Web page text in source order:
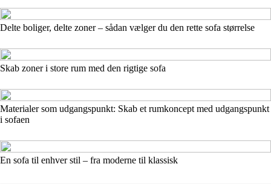
Delte boliger, delte zoner – sådan vælger du den rette sofa størrelse
Skab zoner i store rum med den rigtige sofa
Materialer som udgangspunkt: Skab et rumkoncept med udgangspunkt
i sofaen
En sofa til enhver stil – fra moderne til klassisk